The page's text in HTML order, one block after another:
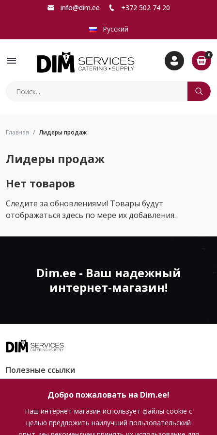
info@dim.ee +372 502 74 20
Русский
menu
0
Главная Лидеры продаж
Лидеры продаж
Нет товаров
Следите за обновлениями! Товары будут
отображаться здесь по мере их добавления.
Dim.ee - Ваш надежный
интернет-магазин!
Полезные ссылки
Добро пожаловать на Dim.ee!
Наш интернет-магазин использует файлы cookie с
целью предложить наилучший пользовательский
Внимание! Это алкоголь. Алкоголь может навредить
Вашему здоровью!